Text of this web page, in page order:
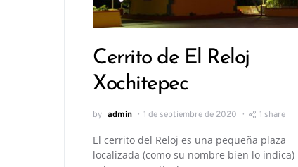
Cerrito de El Reloj
Xochitepec
by admin 1 de septiembre de 2020 1 share
El cerrito del Reloj es una pequeña plaza
localizada (como su nombre bien lo indica)